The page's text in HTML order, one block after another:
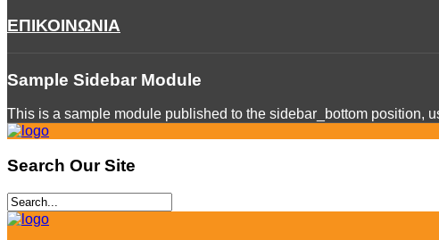
ΕΠΙΚΟΙΝΩΝΙΑ
Sample Sidebar Module
This is a sample module published to the sidebar_bottom position,
Search Our Site